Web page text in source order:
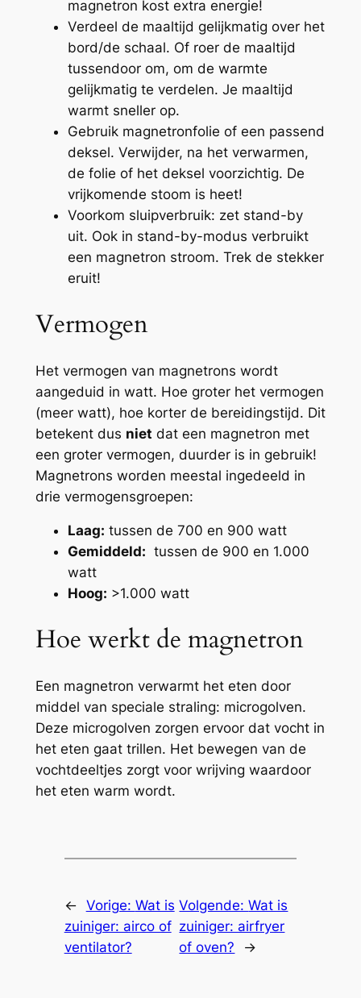
magnetron kost extra energie!
Verdeel de maaltijd gelijkmatig over het
bord/de schaal. Of roer de maaltijd
tussendoor om, om de warmte
gelijkmatig te verdelen. Je maaltijd
warmt sneller op.
Gebruik magnetronfolie of een passend
deksel. Verwijder, na het verwarmen,
de folie of het deksel voorzichtig. De
vrijkomende stoom is heet!
Voorkom sluipverbruik: zet stand-by
uit. Ook in stand-by-modus verbruikt
een magnetron stroom. Trek de stekker
eruit!
Vermogen
Het vermogen van magnetrons wordt
aangeduid in watt. Hoe groter het vermogen
(meer watt), hoe korter de bereidingstijd. Dit
betekent dus niet dat een magnetron met
een groter vermogen, duurder is in gebruik!
Magnetrons worden meestal ingedeeld in
drie vermogensgroepen:
Laag: tussen de 700 en 900 watt
Gemiddeld: tussen de 900 en 1.000
watt
Hoog: >1.000 watt
Hoe werkt de magnetron
Een magnetron verwarmt het eten door
middel van speciale straling: microgolven.
Deze microgolven zorgen ervoor dat vocht in
het eten gaat trillen. Het bewegen van de
vochtdeeltjes zorgt voor wrijving waardoor
het eten warm wordt.
← Vorige: Wat is
zuiniger: airco of
ventilator?
Volgende:Wat is
zuiniger: airfryer
of oven?
→